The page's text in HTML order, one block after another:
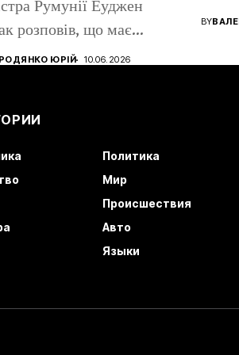
Румунії Еуджен
розповів, що має
Румунії...
ЮРІЙ 10.06.2026
BY
Политика
Мир
Происшествия
Авто
Языки